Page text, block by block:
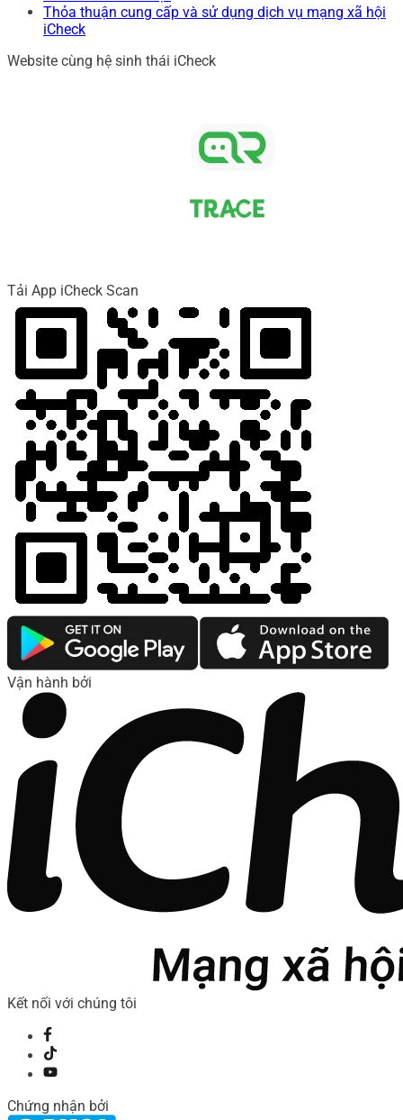
Thỏa thuận cung cấp và sử dụng dịch vụ mạng xã hội
iCheck
Website cùng hệ sinh thái iCheck
Tải App iCheck Scan
Vận hành bởi
Kết nối với chúng tôi
Chứng nhận bởi